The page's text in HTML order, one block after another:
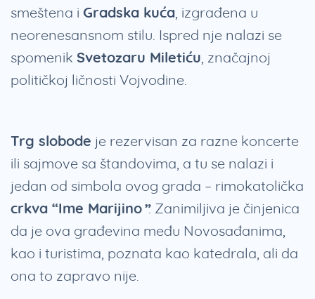
smeštena i Gradska kuća, izgrađena u
neorenesansnom stilu. Ispred nje nalazi se
spomenik Svetozaru Miletiću, značajnoj
političkoj ličnosti Vojvodine.
Trg slobode je rezervisan za razne koncerte
ili sajmove sa štandovima, a tu se nalazi i
jedan od simbola ovog grada – rimokatolička
crkva “Ime Marijino”. Zanimiljiva je činjenica
da je ova građevina među Novosađanima,
kao i turistima, poznata kao katedrala, ali da
ona to zapravo nije.